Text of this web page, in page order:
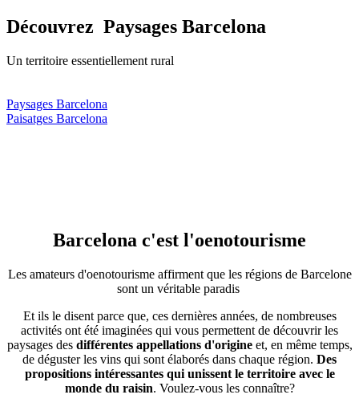
Découvrez Paysages Barcelona
Un territoire essentiellement rural
Paysages Barcelona
Paisatges Barcelona
Barcelona c'est l'oenotourisme
Les amateurs d'oenotourisme affirment que les régions de Barcelone
sont un véritable paradis
Et ils le disent parce que, ces dernières années, de nombreuses
activités ont été imaginées qui vous permettent de découvrir les
paysages des différentes appellations d'origineet, en même temps,
de déguster les vins qui sont élaborés dans chaque région. Des
propositions intéressantes qui unissent le territoire avec le
monde du raisin. Voulez-vous les connaître?